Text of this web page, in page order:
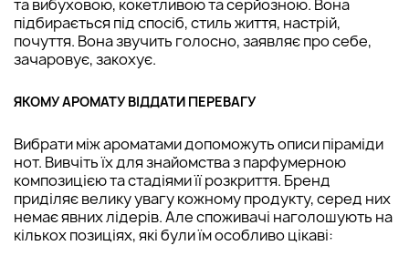
та вибуховою, кокетливою та серйозною. Вона
підбирається під спосіб, стиль життя, настрій,
почуття. Вона звучить голосно, заявляє про себе,
зачаровує, закохує.
ЯКОМУ АРОМАТУ ВІДДАТИ ПЕРЕВАГУ
Вибрати між ароматами допоможуть описи піраміди
нот. Вивчіть їх для знайомства з парфумерною
композицією та стадіями її розкриття. Бренд
приділяє велику увагу кожному продукту, серед них
немає явних лідерів. Але споживачі наголошують на
кількох позиціях, які були їм особливо цікаві: